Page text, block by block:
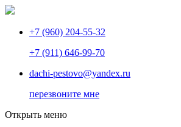
+7 (960) 204-55-32
+7 (911) 646-99-70
dachi-pestovo@yandex.ru
перезвоните мне
Открыть меню